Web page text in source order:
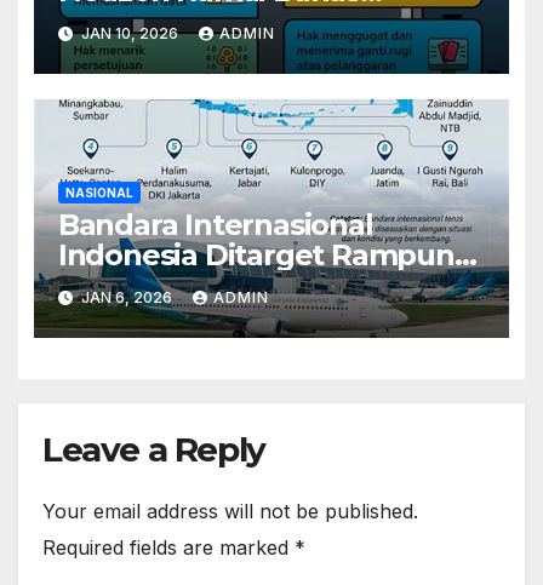
Implikasi Kebebasan & Privasi
JAN 10, 2026 ADMIN
NASIONAL
Bandara Internasional
Indonesia Ditarget Rampung
2027 – Siapa Yang Kebagian?
JAN 6, 2026 ADMIN
Leave a Reply
Your email address will not be published.
Required fields are marked *